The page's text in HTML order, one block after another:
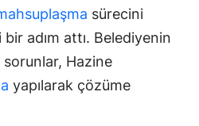
sürecini
adım attı. Belediyenin
Hazine
yapılarak çözüme